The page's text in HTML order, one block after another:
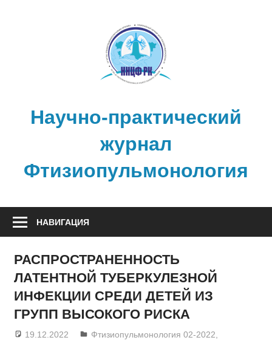
Научно-практический
журнал
Фтизиопульмонология
НАВИГАЦИЯ
РАСПРОСТРАНЕННОСТЬ
ЛАТЕНТНОЙ ТУБЕРКУЛЕЗНОЙ
ИНФЕКЦИИ СРЕДИ ДЕТЕЙ ИЗ
ГРУПП ВЫСОКОГО РИСКА
19.12.2022 admin
Фтизиопульмонология 02-2022